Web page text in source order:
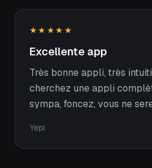
★★★★★
Excellente app
Très bonne appli, très
cherchez une appli
sympa, foncez, vous ne
Yepi